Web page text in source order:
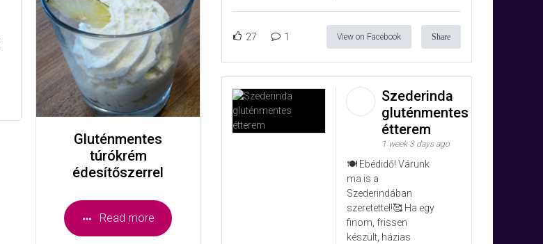
Gluténmentes
túrókrém
édesítőszerrel
Read more
27 1 View on Facebook Share
Szederinda
gluténmentes
étterem
1 week 3 days ago
🍽️ Ebédidő! Várunk
ma is a
Szederindában
szeretettel!🥰 Ha egy
finom, frissen
készült, házias